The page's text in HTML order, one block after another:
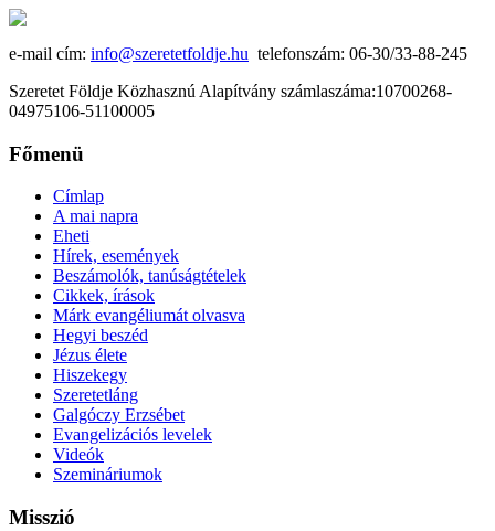
e-mail cím: info@szeretetfoldje.hu telefonszám: 06-30/33-88-245
Szeretet Földje Közhasznú Alapítvány számlaszáma:10700268-
04975106-51100005
Főmenü
Címlap
A mai napra
Eheti
Hírek, események
Beszámolók, tanúságtételek
Cikkek, írások
Márk evangéliumát olvasva
Hegyi beszéd
Jézus élete
Hiszekegy
Szeretetláng
Galgóczy Erzsébet
Evangelizációs levelek
Videók
Szemináriumok
Misszió